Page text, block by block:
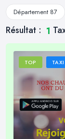
Département 87
Résultat : 1
TOP